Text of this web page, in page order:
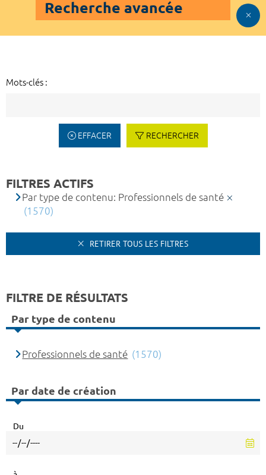
Recherche avancée
Mots-clés :
EFFACER RECHERCHER
FILTRES ACTIFS
Par type de contenu: Professionnels de santé
(1570)
RETIRER TOUS LES FILTRES
FILTRE DE RÉSULTATS
Par type de contenu
Professionnels de santé (1570)
Par date de création
Du